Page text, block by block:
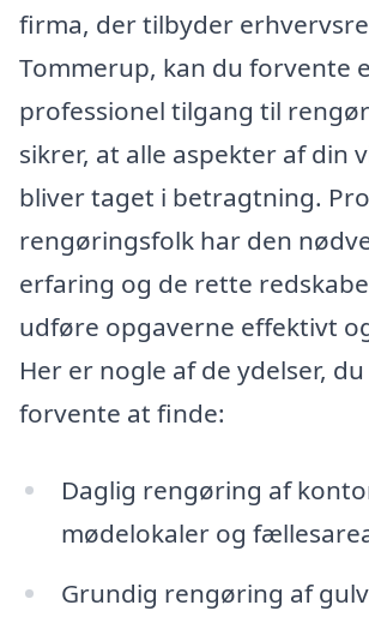
firma, der tilbyder
Tommerup, kan du forvente
professionel tilgang til
sikrer, at alle aspekter af din
bliver taget i betragtning.
rengøringsfolk har den
erfaring og de rette
udføre opgaverne effektivt
Her er nogle af de ydelser,
forvente at finde:
Daglig rengøring af
mødelokaler og
Grundig rengøring af